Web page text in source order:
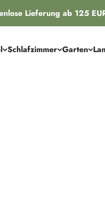
Lieferung ab 125 EUR
Schlafzimmer Garten